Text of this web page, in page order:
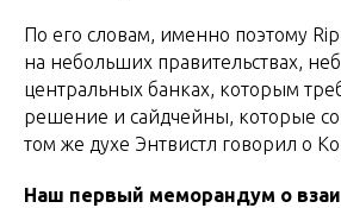
По его словам, именно поэтому
на небольших правительствах,
центральных банках, которым
решение и сайдчейны, которые
том же духе Энтвистл говорил о
Наш первый меморандум о